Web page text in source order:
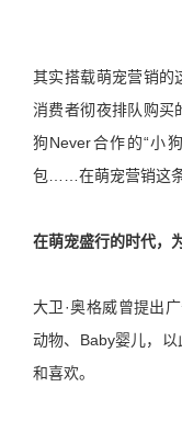
其实搭载萌宠营销的
消费者彻夜排队购买
狗Never合作的“小
包……在萌宠营销这条
在萌宠盛行的时代，
大卫·奥格威曾提出
动物、Baby婴儿，
和喜欢。